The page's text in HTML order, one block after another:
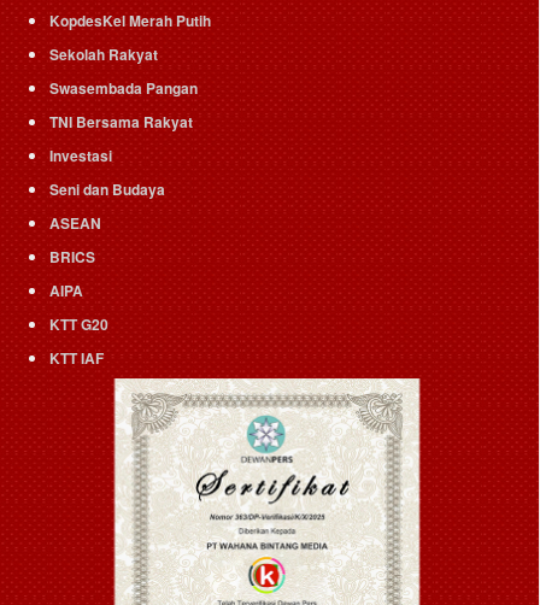
KopdesKel Merah Putih
Sekolah Rakyat
Swasembada Pangan
TNI Bersama Rakyat
Investasi
Seni dan Budaya
ASEAN
BRICS
AIPA
KTT G20
KTT IAF